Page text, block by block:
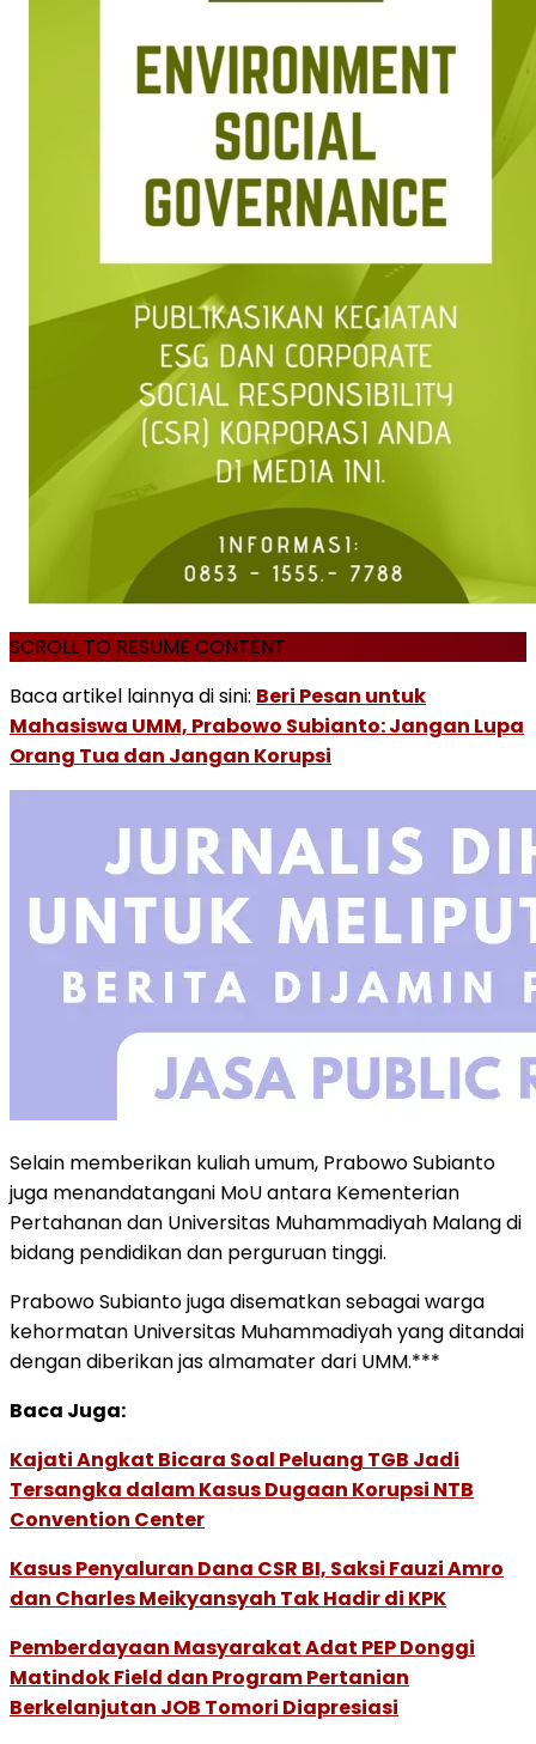
SCROLL TO RESUME CONTENT
Baca artikel lainnya di sini: Beri Pesan untuk
Mahasiswa UMM, Prabowo Subianto: Jangan Lupa
Orang Tua dan Jangan Korupsi
Selain memberikan kuliah umum, Prabowo Subianto
juga menandatangani MoU antara Kementerian
Pertahanan dan Universitas Muhammadiyah Malang di
bidang pendidikan dan perguruan tinggi.
Prabowo Subianto juga disematkan sebagai warga
kehormatan Universitas Muhammadiyah yang ditandai
dengan diberikan jas almamater dari UMM.***
Baca Juga:
Kajati Angkat Bicara Soal Peluang TGB Jadi
Tersangka dalam Kasus Dugaan Korupsi NTB
Convention Center
Kasus Penyaluran Dana CSR BI, Saksi Fauzi Amro
dan Charles Meikyansyah Tak Hadir di KPK
Pemberdayaan Masyarakat Adat PEP Donggi
Matindok Field dan Program Pertanian
Berkelanjutan JOB Tomori Diapresiasi